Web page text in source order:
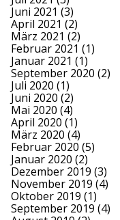
Juni 2021 (3)
April 2021 (2)
März 2021 (2)
Februar 2021 (1)
Januar 2021 (1)
September 2020 (2)
Juli 2020 (1)
Juni 2020 (2)
Mai 2020 (4)
April 2020 (1)
März 2020 (4)
Februar 2020 (5)
Januar 2020 (2)
Dezember 2019 (3)
November 2019 (4)
Oktober 2019 (1)
September 2019 (4)